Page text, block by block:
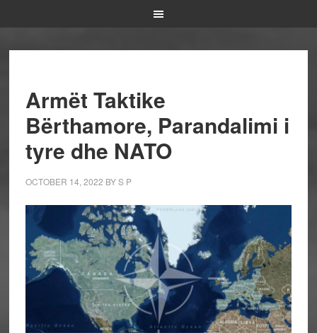
Armët Taktike
Bërthamore, Parandalimi i
tyre dhe NATO
OCTOBER 14, 2022 BYS P